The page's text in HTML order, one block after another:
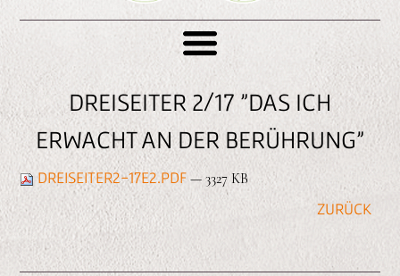
t
o
n
e
Toggle navigation
DREISEITER 2/17 "DAS ICH
ERWACHT AN DER BERÜHRUNG"
DREISEITER2-17E2.PDF— 3327 KB